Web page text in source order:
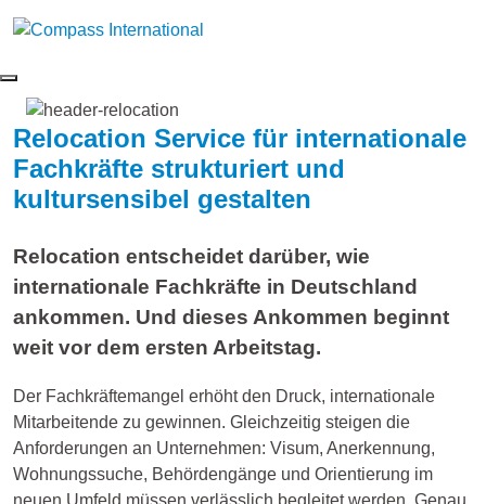
Relocation Service für internationale
Fachkräfte strukturiert und
kultursensibel gestalten
Relocation entscheidet darüber, wie
internationale Fachkräfte in Deutschland
ankommen. Und dieses Ankommen beginnt
weit vor dem ersten Arbeitstag.
Der Fachkräftemangel erhöht den Druck, internationale
Mitarbeitende zu gewinnen. Gleichzeitig steigen die
Anforderungen an Unternehmen: Visum, Anerkennung,
Wohnungssuche, Behördengänge und Orientierung im
neuen Umfeld müssen verlässlich begleitet werden. Genau